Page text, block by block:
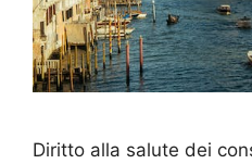
Diritto alla salute dei